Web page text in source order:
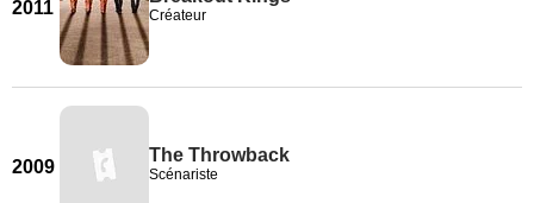
2011 Créateur
2009
The Throwback
Scénariste